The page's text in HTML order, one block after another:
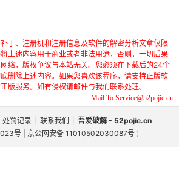
丁、注册机和注册信息及软件的解密分析文章仅限
上述内容用于商业或者非法用途，否则，一切后果
络，版权争议与本站无关。您必须在下载后的24个
删除上述内容。如果您喜欢该程序，请支持正版软
版服务。如有侵权请邮件与我们联系处理。
Mail To:Service@52pojie.cn
处罚记录 联系我们
吾爱破解 - 52pojie.cn
号 | 京公网安备 11010502030087号 )